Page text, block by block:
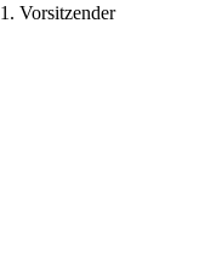
1. Vorsitzender